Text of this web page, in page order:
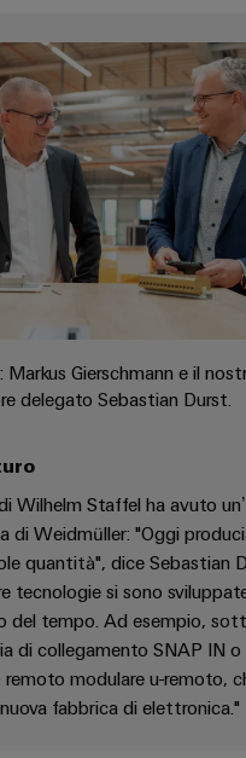
Markus Gierschmann e il
delegato Sebastian Durst.
Wilhelm Staffel ha avuto
di Weidmüller: "Oggi
quantità", dice Sebastian
tecnologie si sono
del tempo. Ad esempio,
di collegamento SNAP IN o
modulare u-remoto,
fabbrica di elettronica."